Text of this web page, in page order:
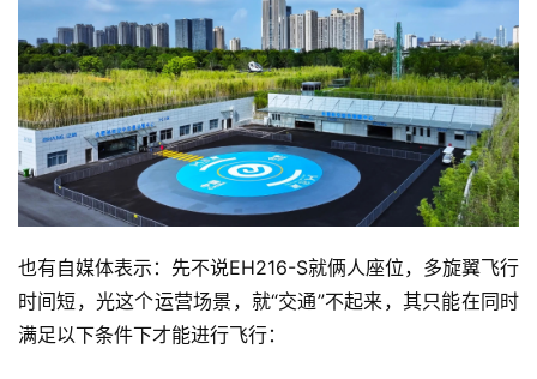
也有自媒体表示：先不说EH216-S就俩人座位，多旋翼飞行
时间短，光这个运营场景，就“交通”不起来，其只能在同时
满足以下条件下才能进行飞行：